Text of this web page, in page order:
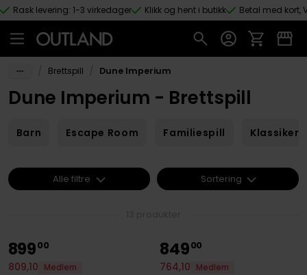
Hopp til hovedinnhold
Rask levering: 1-3 virkedager Klikk og hent i butikk Betal med kort,
Brettspill Dune Imperium
Dune Imperium - Brettspill
Barn Escape Room Familiespill Klassikere
89900
809,10
Medlem
84900
764,10
Medlem
Alle filtre Sortering